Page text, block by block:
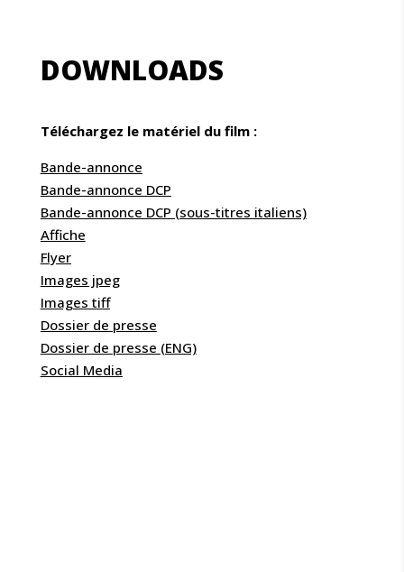
DOWNLOADS
Téléchargez le matériel du film :
Bande-annonce
Bande-annonce DCP
Bande-annonce DCP (sous-titres italiens)
Affiche
Flyer
Images jpeg
Images tiff
Dossier de presse
Dossier de presse (ENG)
Social Media